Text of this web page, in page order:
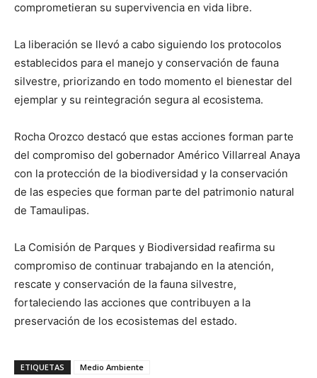
comprometieran su supervivencia en vida libre.
La liberación se llevó a cabo siguiendo los protocolos
establecidos para el manejo y conservación de fauna
silvestre, priorizando en todo momento el bienestar del
ejemplar y su reintegración segura al ecosistema.
Rocha Orozco destacó que estas acciones forman parte
del compromiso del gobernador Américo Villarreal Anaya
con la protección de la biodiversidad y la conservación
de las especies que forman parte del patrimonio natural
de Tamaulipas.
La Comisión de Parques y Biodiversidad reafirma su
compromiso de continuar trabajando en la atención,
rescate y conservación de la fauna silvestre,
fortaleciendo las acciones que contribuyen a la
preservación de los ecosistemas del estado.
ETIQUETAS Medio Ambiente